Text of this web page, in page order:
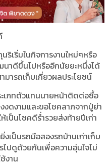
ริเริ่มในกิจการงานใหม่ๆหรือ
าดีขึ้นไปหรืออีกนัยยะหนึ่งได้
ารถเก็บเกี่ยวผลประโยชน์
ะเภทตัวแทนนายหน้าติดต่อซื้อ
งดงามและขอโชคลาภจากปู่ย่า
เป็นโชคดีร่ำรวยส่งท้ายปีเก่า
งเป็นรถมือสองรถบ้านเก่าเก็บ
ปดูด้วยกันเพื่อความอุ่นใจไม่
งาน